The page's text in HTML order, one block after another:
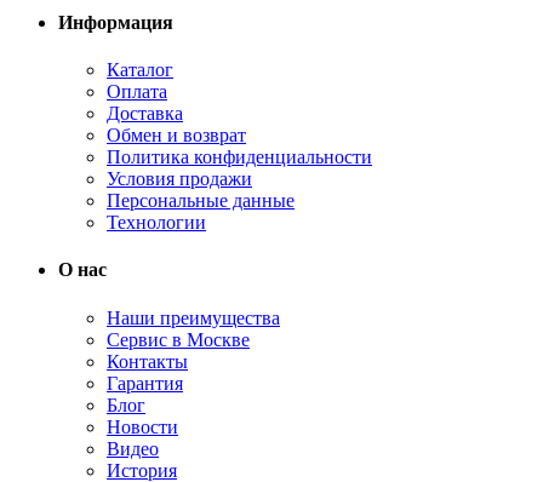
Информация
Каталог
Оплата
Доставка
Обмен и возврат
Политика конфиденциальности
Условия продажи
Персональные данные
Технологии
О нас
Наши преимущества
Сервис в Москве
Контакты
Гарантия
Блог
Новости
Видео
История